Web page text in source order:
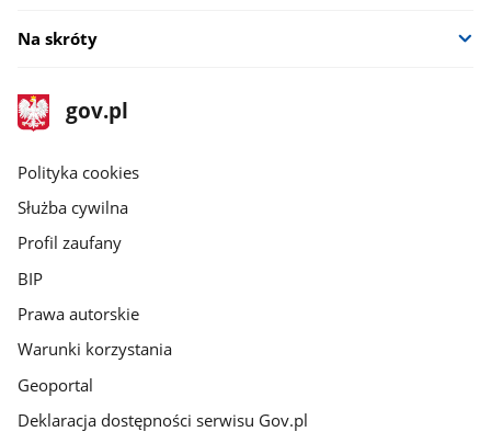
Na skróty
stopka
gov.pl
Strona
gov.pl
gov.pl
Polityka cookies
Służba cywilna
Profil zaufany
BIP
Prawa autorskie
Warunki korzystania
Geoportal
Deklaracja dostępności serwisu Gov.pl